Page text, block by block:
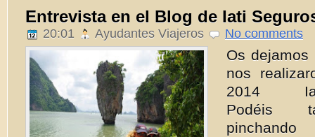
Entrevista en el Blog de Iati
20:01 Ayudantes Viajeros No comments
Os
nos
2014
Podéis